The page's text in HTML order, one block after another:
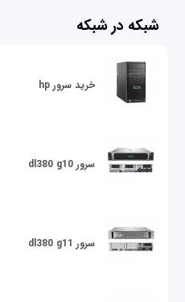
شبکه در شبکه
خرید سرور hp
سرور dl380 g10
سرور dl380 g11